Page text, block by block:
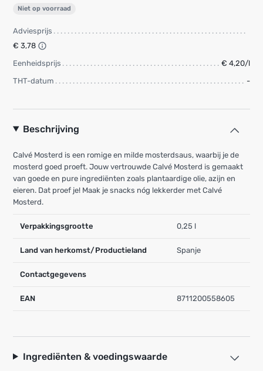
Niet op voorraad
Adviesprijs
€ 3,78
Eenheidsprijs
€ 4,20/l
THT-datum
-
Beschrijving
Calvé Mosterd is een romige en milde mosterdsaus, waarbij je de
mosterd goed proeft. Jouw vertrouwde Calvé Mosterd is gemaakt
van goede en pure ingrediënten zoals plantaardige olie, azijn en
eieren. Dat proef je! Maak je snacks nóg lekkerder met Calvé
Mosterd.
Verpakkingsgrootte 0,25 l
Land van herkomst/Productieland Spanje
Contactgegevens
EAN 8711200558605
Ingrediënten & voedingswaarde